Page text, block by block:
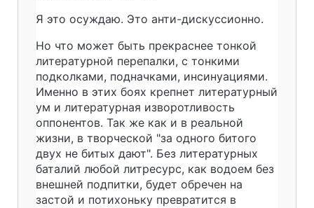
Я это осуждаю. Это анти-дискуссионно.
Но что может быть прекраснее тонкой
литературной перепалки, с тонкими
подколками, подначками, инсинуациями.
Именно в этих боях крепнет литературный
ум и литературная изворотливость
оппонентов. Так же как и в реальной
жизни, в творческой "за одного битого
двух не битых дают". Без литературных
баталий любой литресурс, как водоем без
внешней подпитки, будет обречен на
застой и потихоньку превратится в